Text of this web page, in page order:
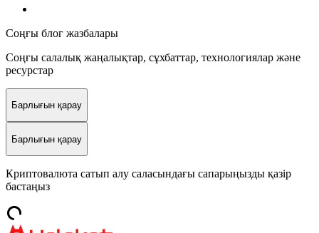
Соңғы блог жазбалары
Соңғы салалық жаңалықтар, сұхбаттар, технологиялар және
ресурстар
Барлығын қарау
Барлығын қарау
Криптовалюта сатып алу саласындағы сапарыңызды қазір
бастаңыз